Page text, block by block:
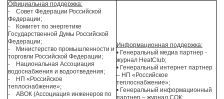
Официальная поддержка:
- Совет Федерации Российской
Федерации;
- Комитет по энергетике
Государственной Думы Российской
Федерации;
- Министерство промышленности и
торговли Российской Федерации;
- Национальная Ассоциация
водоснабжения и водоотведения;
- НП «Российское
теплоснабжение»;
- АВОК (Ассоциация инженеров по
Информационная поддержка:
• Генеральный медиа партнер -
журнал HeatClub;
• Генеральный интернет партнер
– НП «Российское
теплоснабжение»;
• Генеральный информационный